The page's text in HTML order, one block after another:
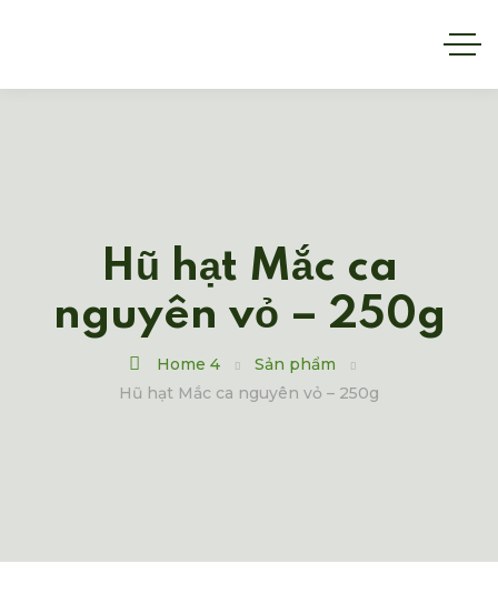
Hũ hạt Mắc ca
nguyên vỏ – 250g
Home 4
Sản phẩm
Hũ hạt Mắc ca nguyên vỏ – 250g